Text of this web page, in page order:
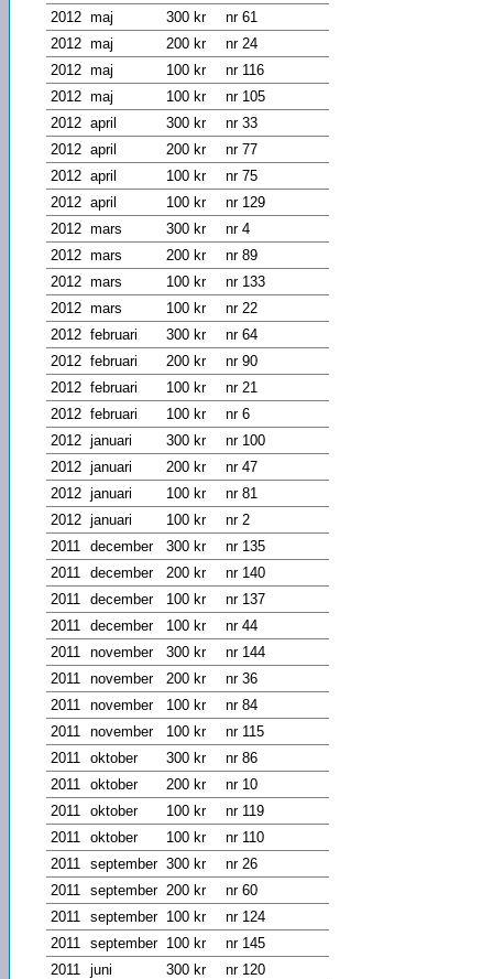
2012 maj 300 kr
nr 61
2012 maj 200 kr
nr 24
2012 maj 100 kr
nr 116
2012 maj 100 kr
nr 105
2012 april 300 kr
nr 33
2012 april 200 kr
nr 77
2012 april 100 kr
nr 75
2012 april 100 kr
nr 129
2012 mars 300 kr
nr 4
2012 mars 200 kr
nr 89
2012 mars 100 kr
nr 133
2012 mars 100 kr
nr 22
2012 februari 300 kr
nr 64
2012 februari 200 kr
nr 90
2012 februari 100 kr
nr 21
2012 februari 100 kr
nr 6
2012 januari 300 kr
nr 100
2012 januari 200 kr
nr 47
2012 januari 100 kr
nr 81
2012 januari 100 kr
nr 2
2011
december 300 kr
nr 135
2011
december 200 kr
nr 140
2011
december 100 kr
nr 137
2011
december 100 kr
nr 44
2011
november 300 kr
nr 144
2011
november 200 kr
nr 36
2011
november 100 kr
nr 84
2011
november 100 kr
nr 115
2011
oktober 300 kr
nr 86
2011
oktober 200 kr
nr 10
2011
oktober 100 kr
nr 119
2011
oktober 100 kr
nr 110
2011
september 300 kr
nr 26
2011
september 200 kr
nr 60
2011
september 100 kr
nr 124
2011
september 100 kr
nr 145
2011
juni 300 kr
nr 120